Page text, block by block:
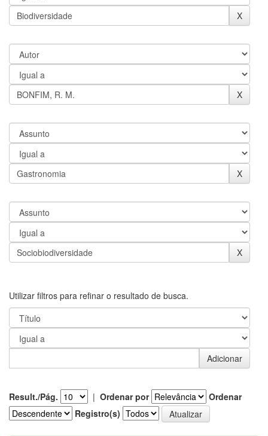
Utilizar filtros para refinar o resultado de busca.
Result./Pág. | Ordenar por
Ordenar
Registro(s)